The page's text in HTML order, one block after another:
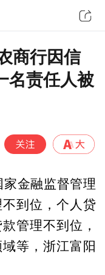
商行因信
名责任人被
金融监督管理
到位，个人贷
管理不到位，
等，浙江富阳